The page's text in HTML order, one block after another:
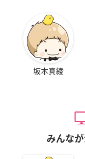
坂本真綾
みんな